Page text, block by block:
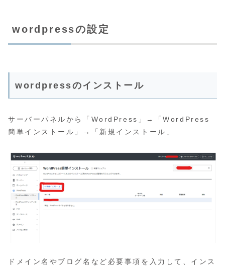
wordpressの設定
wordpressのインストール
サーバーパネルから「WordPress」→「WordPress
簡単インストール」→「新規インストール」
ドメイン名やブログ名など必要事項を入力して、インス